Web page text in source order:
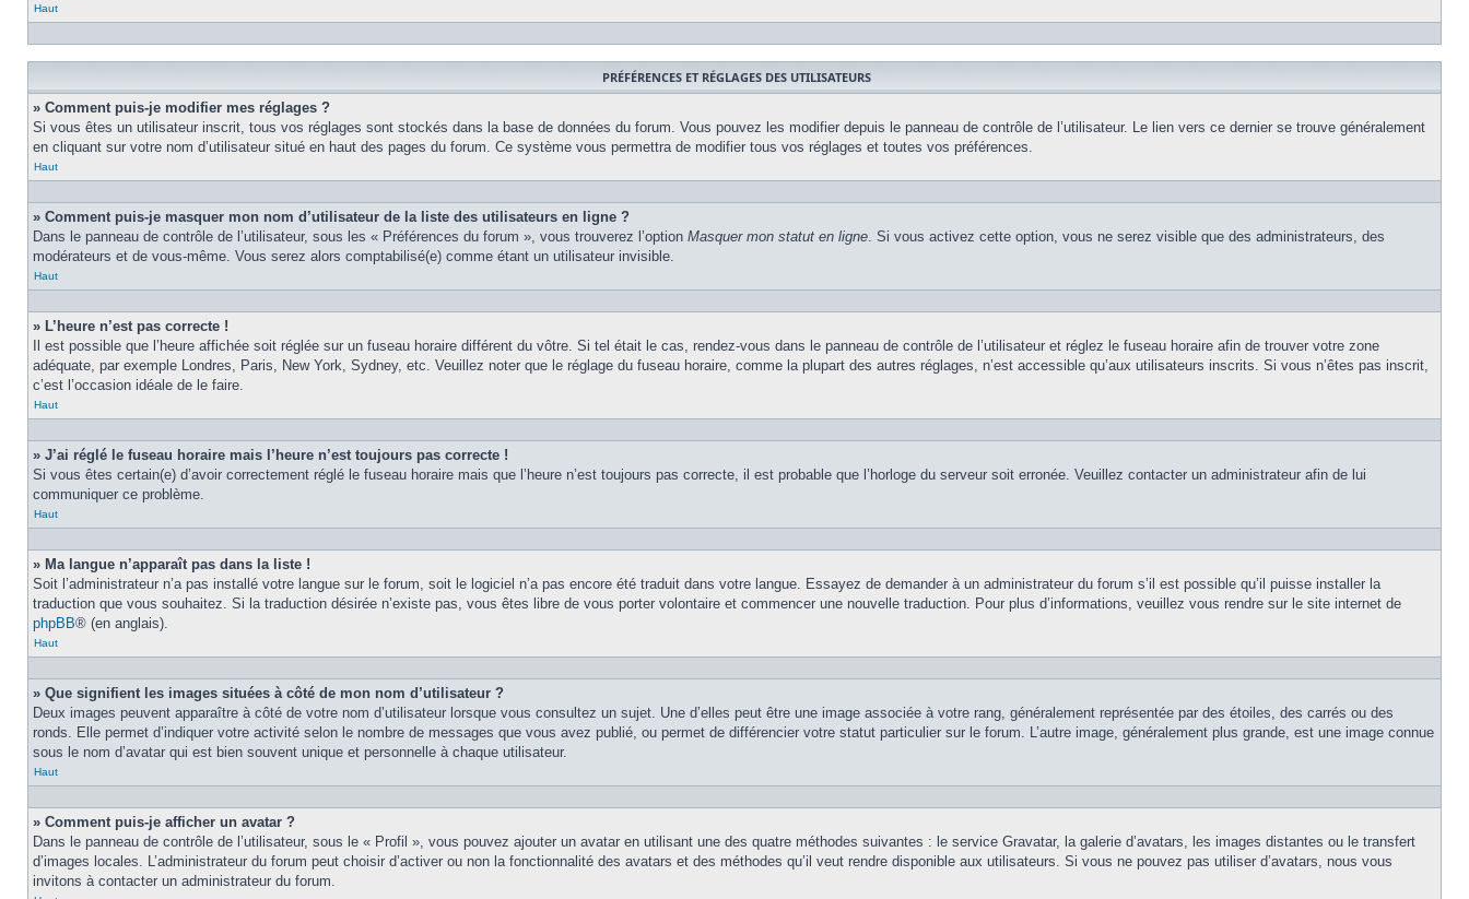
Haut
PRÉFÉRENCES ET RÉGLAGES DES UTILISATEURS
» Comment puis-je modifier mes réglages ?
Si vous êtes un utilisateur inscrit, tous vos réglages sont stockés dans la base de données du forum. Vous pouvez les modifier depuis le panneau de contrôle de l’utilisateur. Le lien vers ce dernier se trouve généralement
en cliquant sur votre nom d’utilisateur situé en haut des pages du forum. Ce système vous permettra de modifier tous vos réglages et toutes vos préférences.
Haut
» Comment puis-je masquer mon nom d’utilisateur de la liste des utilisateurs en ligne ?
Dans le panneau de contrôle de l’utilisateur, sous les « Préférences du forum », vous trouverez l’option Masquer mon statut en ligne. Si vous activez cette option, vous ne serez visible que des administrateurs, des
modérateurs et de vous-même. Vous serez alors comptabilisé(e) comme étant un utilisateur invisible.
Haut
» L’heure n’est pas correcte !
Il est possible que l’heure affichée soit réglée sur un fuseau horaire différent du vôtre. Si tel était le cas, rendez-vous dans le panneau de contrôle de l’utilisateur et réglez le fuseau horaire afin de trouver votre zone
adéquate, par exemple Londres, Paris, New York, Sydney, etc. Veuillez noter que le réglage du fuseau horaire, comme la plupart des autres réglages, n’est accessible qu’aux utilisateurs inscrits. Si vous n’êtes pas inscrit,
c’est l’occasion idéale de le faire.
Haut
» J’ai réglé le fuseau horaire mais l’heure n’est toujours pas correcte !
Si vous êtes certain(e) d’avoir correctement réglé le fuseau horaire mais que l’heure n’est toujours pas correcte, il est probable que l’horloge du serveur soit erronée. Veuillez contacter un administrateur afin de lui
communiquer ce problème.
Haut
» Ma langue n’apparaît pas dans la liste !
Soit l’administrateur n’a pas installé votre langue sur le forum, soit le logiciel n’a pas encore été traduit dans votre langue. Essayez de demander à un administrateur du forum s’il est possible qu’il puisse installer la
traduction que vous souhaitez. Si la traduction désirée n’existe pas, vous êtes libre de vous porter volontaire et commencer une nouvelle traduction. Pour plus d’informations, veuillez vous rendre sur le site internet de
phpBB® (en anglais).
Haut
» Que signifient les images situées à côté de mon nom d’utilisateur ?
Deux images peuvent apparaître à côté de votre nom d’utilisateur lorsque vous consultez un sujet. Une d’elles peut être une image associée à votre rang, généralement représentée par des étoiles, des carrés ou des
ronds. Elle permet d’indiquer votre activité selon le nombre de messages que vous avez publié, ou permet de différencier votre statut particulier sur le forum. L’autre image, généralement plus grande, est une image connue
sous le nom d’avatar qui est bien souvent unique et personnelle à chaque utilisateur.
Haut
» Comment puis-je afficher un avatar ?
Dans le panneau de contrôle de l’utilisateur, sous le « Profil », vous pouvez ajouter un avatar en utilisant une des quatre méthodes suivantes : le service Gravatar, la galerie d’avatars, les images distantes ou le transfert
d’images locales. L’administrateur du forum peut choisir d’activer ou non la fonctionnalité des avatars et des méthodes qu’il veut rendre disponible aux utilisateurs. Si vous ne pouvez pas utiliser d’avatars, nous vous
invitons à contacter un administrateur du forum.